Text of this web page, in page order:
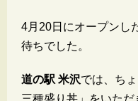
4月20日にオープンし
待ちでした。
道の駅 米沢では、ち
三種盛り丼」をいただ